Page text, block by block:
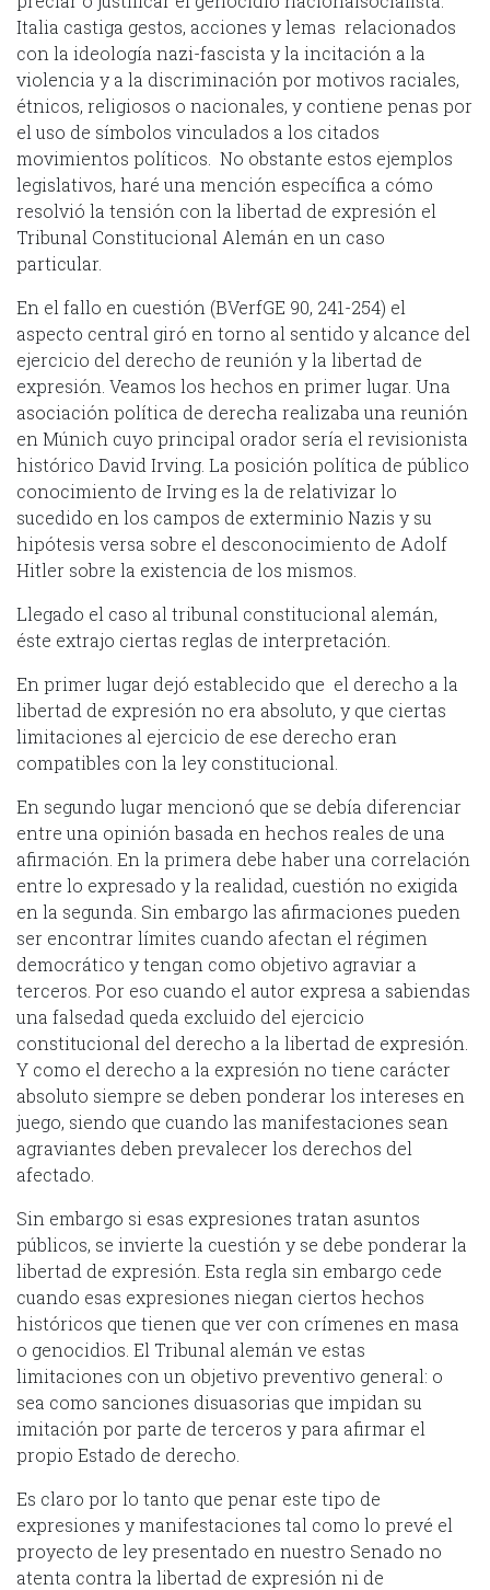
Italia castiga gestos, acciones y lemas relacionados
con la ideología nazi-fascista y la incitación a la
violencia y a la discriminación por motivos raciales,
étnicos, religiosos o nacionales, y contiene penas por
el uso de símbolos vinculados a los citados
movimientos políticos. No obstante estos ejemplos
legislativos, haré una mención específica a cómo
resolvió la tensión con la libertad de expresión el
Tribunal Constitucional Alemán en un caso
particular.
En el fallo en cuestión (BVerfGE 90, 241-254) el
aspecto central giró en torno al sentido y alcance del
ejercicio del derecho de reunión y la libertad de
expresión. Veamos los hechos en primer lugar. Una
asociación política de derecha realizaba una reunión
en Múnich cuyo principal orador sería el revisionista
histórico David Irving. La posición política de público
conocimiento de Irving es la de relativizar lo
sucedido en los campos de exterminio Nazis y su
hipótesis versa sobre el desconocimiento de Adolf
Hitler sobre la existencia de los mismos.
Llegado el caso al tribunal constitucional alemán,
éste extrajo ciertas reglas de interpretación.
En primer lugar dejó establecido que el derecho a la
libertad de expresión no era absoluto, y que ciertas
limitaciones al ejercicio de ese derecho eran
compatibles con la ley constitucional.
En segundo lugar mencionó que se debía diferenciar
entre una opinión basada en hechos reales de una
afirmación. En la primera debe haber una correlación
entre lo expresado y la realidad, cuestión no exigida
en la segunda. Sin embargo las afirmaciones pueden
ser encontrar límites cuando afectan el régimen
democrático y tengan como objetivo agraviar a
terceros. Por eso cuando el autor expresa a sabiendas
una falsedad queda excluido del ejercicio
constitucional del derecho a la libertad de expresión.
Y como el derecho a la expresión no tiene carácter
absoluto siempre se deben ponderar los intereses en
juego, siendo que cuando las manifestaciones sean
agraviantes deben prevalecer los derechos del
afectado.
Sin embargo si esas expresiones tratan asuntos
públicos, se invierte la cuestión y se debe ponderar la
libertad de expresión. Esta regla sin embargo cede
cuando esas expresiones niegan ciertos hechos
históricos que tienen que ver con crímenes en masa
o genocidios. El Tribunal alemán ve estas
limitaciones con un objetivo preventivo general: o
sea como sanciones disuasorias que impidan su
imitación por parte de terceros y para afirmar el
propio Estado de derecho.
Es claro por lo tanto que penar este tipo de
expresiones y manifestaciones tal como lo prevé el
proyecto de ley presentado en nuestro Senado no
atenta contra la libertad de expresión ni de